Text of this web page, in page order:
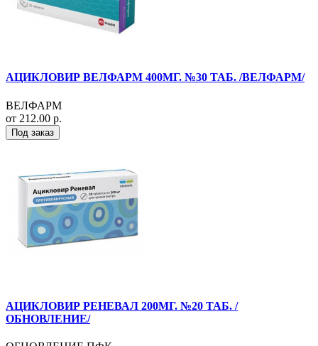
АЦИКЛОВИР ВЕЛФАРМ 400МГ. №30 ТАБ. /ВЕЛФАРМ/
ВЕЛФАРМ
от 212.00 р.
Под заказ
АЦИКЛОВИР РЕНЕВАЛ 200МГ. №20 ТАБ. /
ОБНОВЛЕНИЕ/